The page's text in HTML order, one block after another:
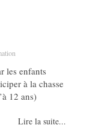
les enfants
à la chasse
12 ans)
Lire la suite...